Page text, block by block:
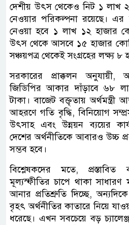
দেশীয় উৎস থেকেও নিট ১ লাখ
নেওয়ার পরিকল্পনা রয়েছে। এর
নেওয়া হবে ১ লাখ ১২ হাজার
উৎস থেকে আসবে ১৫ হাজার
সঞ্চয়পত্র থেকেই সংগ্রহের লক্ষ্য ৮
সরকারের প্রাক্কলন অনুযায়ী,
জিডিপির আকার দাঁড়াবে ৬৮
টাকা। বাজেট বক্তৃতায় অর্থমন্ত্রী
আহরণে গতি বৃদ্ধি, বিনিয়োগ
উৎসাহ এবং উন্নয়ন ব্যয়ের
দেশের অর্থনীতিকে আবারও উচ্চ
সম্ভব হবে।
বিশ্লেষকদের মতে,
মূল্যস্ফীতির চাপে থাকা সাধারণ
আনার প্রতিশ্রুতি দিচ্ছে, অন্যদিকে
বৃহৎ অর্থনীতির কাতারে নিয়ে
ধরেছে। এখন সবচেয়ে বড়